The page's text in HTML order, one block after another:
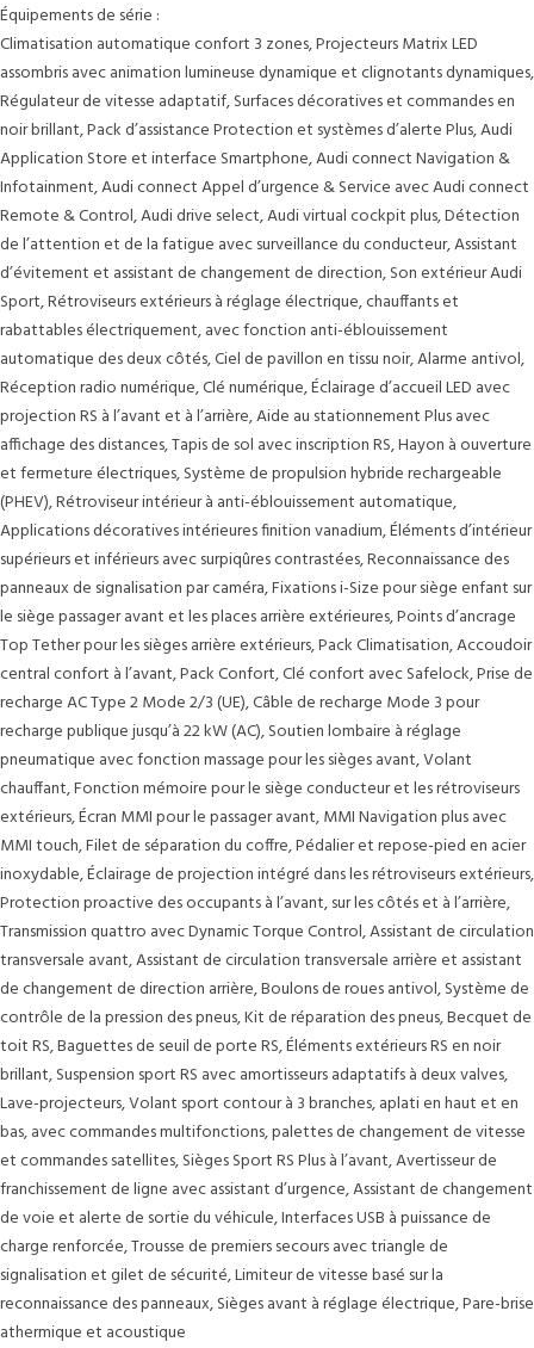
Équipements de série :
Climatisation automatique confort 3 zones, Projecteurs Matrix LED
assombris avec animation lumineuse dynamique et clignotants dynamiques,
Régulateur de vitesse adaptatif, Surfaces décoratives et commandes en
noir brillant, Pack d’assistance Protection et systèmes d’alerte Plus, Audi
Application Store et interface Smartphone, Audi connect Navigation &
Infotainment, Audi connect Appel d’urgence & Service avec Audi connect
Remote & Control, Audi drive select, Audi virtual cockpit plus, Détection
de l’attention et de la fatigue avec surveillance du conducteur, Assistant
d’évitement et assistant de changement de direction, Son extérieur Audi
Sport, Rétroviseurs extérieurs à réglage électrique, chauffants et
rabattables électriquement, avec fonction anti-éblouissement
automatique des deux côtés, Ciel de pavillon en tissu noir, Alarme antivol,
Réception radio numérique, Clé numérique, Éclairage d’accueil LED avec
projection RS à l’avant et à l’arrière, Aide au stationnement Plus avec
affichage des distances, Tapis de sol avec inscription RS, Hayon à ouverture
et fermeture électriques, Système de propulsion hybride rechargeable
(PHEV), Rétroviseur intérieur à anti-éblouissement automatique,
Applications décoratives intérieures finition vanadium, Éléments d’intérieur
supérieurs et inférieurs avec surpiqûres contrastées, Reconnaissance des
panneaux de signalisation par caméra, Fixations i-Size pour siège enfant sur
le siège passager avant et les places arrière extérieures, Points d’ancrage
Top Tether pour les sièges arrière extérieurs, Pack Climatisation, Accoudoir
central confort à l’avant, Pack Confort, Clé confort avec Safelock, Prise de
recharge AC Type 2 Mode 2/3 (UE), Câble de recharge Mode 3 pour
recharge publique jusqu’à 22 kW (AC), Soutien lombaire à réglage
pneumatique avec fonction massage pour les sièges avant, Volant
chauffant, Fonction mémoire pour le siège conducteur et les rétroviseurs
extérieurs, Écran MMI pour le passager avant, MMI Navigation plus avec
MMI touch, Filet de séparation du coffre, Pédalier et repose-pied en acier
inoxydable, Éclairage de projection intégré dans les rétroviseurs extérieurs,
Protection proactive des occupants à l’avant, sur les côtés et à l’arrière,
Transmission quattro avec Dynamic Torque Control, Assistant de circulation
transversale avant, Assistant de circulation transversale arrière et assistant
de changement de direction arrière, Boulons de roues antivol, Système de
contrôle de la pression des pneus, Kit de réparation des pneus, Becquet de
toit RS, Baguettes de seuil de porte RS, Éléments extérieurs RS en noir
brillant, Suspension sport RS avec amortisseurs adaptatifs à deux valves,
Lave-projecteurs, Volant sport contour à 3 branches, aplati en haut et en
bas, avec commandes multifonctions, palettes de changement de vitesse
et commandes satellites, Sièges Sport RS Plus à l’avant, Avertisseur de
franchissement de ligne avec assistant d’urgence, Assistant de changement
de voie et alerte de sortie du véhicule, Interfaces USB à puissance de
charge renforcée, Trousse de premiers secours avec triangle de
signalisation et gilet de sécurité, Limiteur de vitesse basé sur la
reconnaissance des panneaux, Sièges avant à réglage électrique, Pare-brise
athermique et acoustique